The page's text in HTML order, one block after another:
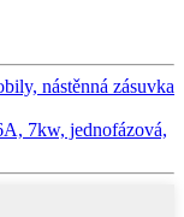
nástěnná zásuvka
7kw, jednofázová,